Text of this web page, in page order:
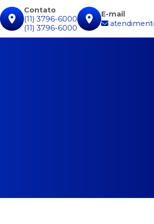
Contato
(11) 3796-6000
(11) 3796-6000
E-mail